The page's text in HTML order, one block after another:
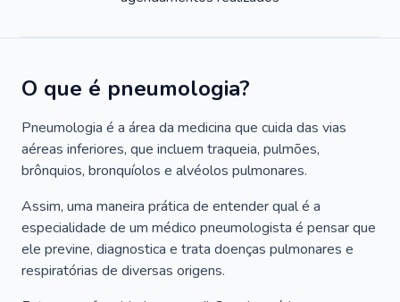
O que é pneumologia?
Pneumologia é a área da medicina que cuida das vias
aéreas inferiores, que incluem traqueia, pulmões,
brônquios, bronquíolos e alvéolos pulmonares.
Assim, uma maneira prática de entender qual é a
especialidade de um médico pneumologista é pensar que
ele previne, diagnostica e trata doenças pulmonares e
respiratórias de diversas origens.